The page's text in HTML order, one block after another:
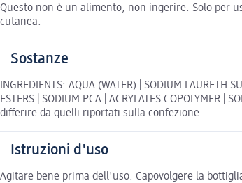
Questo non è un alimento, non ingerire. Solo per
cutanea.
Sostanze
INGREDIENTS: AQUA (WATER) | SODIUM LAURETH
ESTERS | SODIUM PCA | ACRYLATES COPOLYMER
differire da quelli riportati sulla confezione.
Istruzioni d'uso
Agitare bene prima dell'uso. Capovolgere la